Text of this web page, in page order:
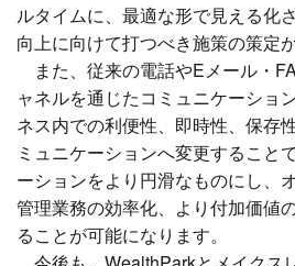
ルタイムに、最適な形で見える化
向上に向けて打つべき施策の策定
また、従来の電話やEメール・
ャネルを通じたコミュニケーショ
ネス内での利便性、即時性、保存
ミュニケーションへ変更すること
ーションをより円滑なものにし、
管理業務の効率化、より付加価値
ることが可能になります。